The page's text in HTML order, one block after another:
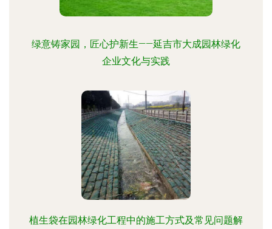
绿意铸家园，匠心护新生——延吉市大成园林绿化
企业文化与实践
植生袋在园林绿化工程中的施工方式及常见问题解